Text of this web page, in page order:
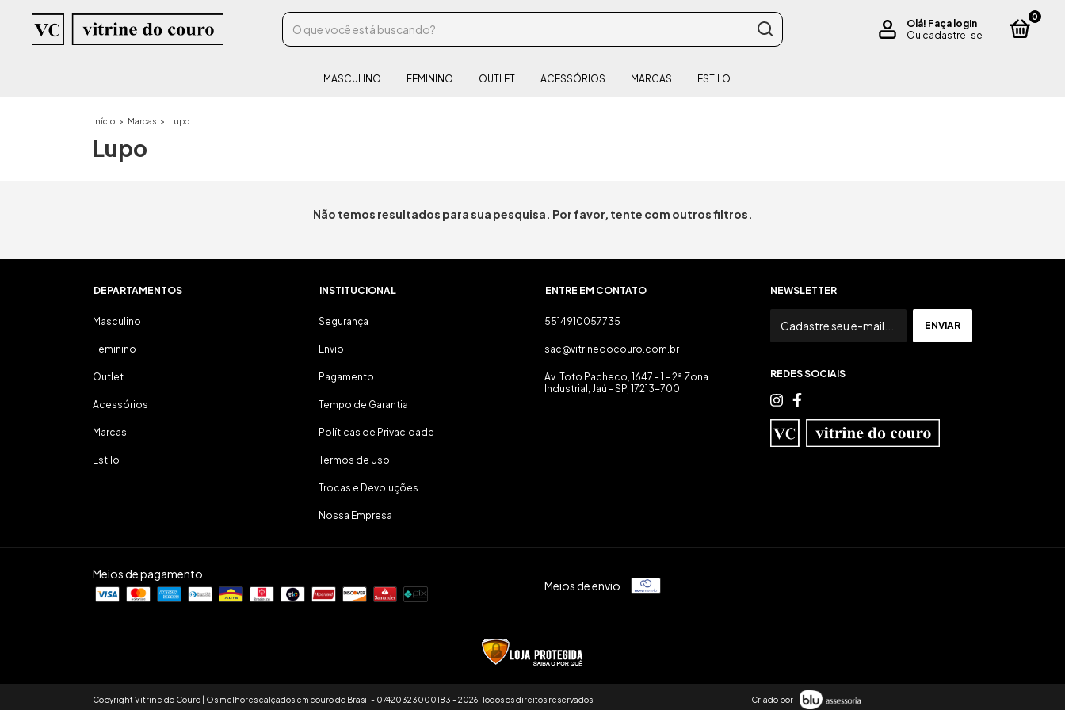
Olá! Faça login
Ou cadastre-se
0
MASCULINO FEMININO OUTLET ACESSÓRIOS MARCAS ESTILO
Início > Marcas > Lupo
Lupo
Não temos resultados para sua pesquisa. Por favor, tente com outros filtros.
DEPARTAMENTOS
Masculino
Feminino
Outlet
Acessórios
Marcas
Estilo
INSTITUCIONAL
Segurança
Envio
Pagamento
Tempo de Garantia
Políticas de Privacidade
Termos de Uso
Trocas e Devoluções
Nossa Empresa
ENTRE EM CONTATO
5514910057735
sac@vitrinedocouro.com.br
Av. Toto Pacheco, 1647 - 1 - 2ª Zona
Industrial, Jaú - SP, 17213-700
NEWSLETTER
REDES SOCIAIS
Meios de pagamento
Meios de envio
Copyright Vitrine do Couro | Os melhores calçados em couro do Brasil - 07420323000183 - 2026. Todos os direitos reservados. Criado por